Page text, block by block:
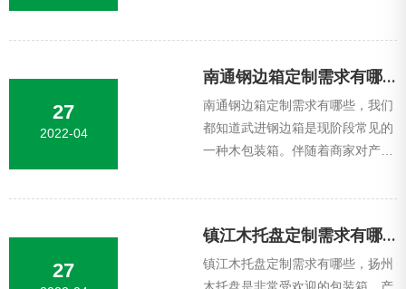
装箱可以避免运送时出現生锈、腐
27
2022-04
南通钢边箱定制需求有哪些
南通钢边箱定制需求有哪些，我们
都知道武进钢边箱是现阶段常见的
一种木包装箱。伴随着商家对产品
用于一体的产品，有效的箱型和尺
27
镇江木托盘定制需求有哪些
镇江木托盘定制需求有哪些，扬州